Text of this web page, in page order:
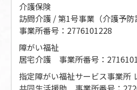
介護保険
訪問介護 / 第1号事業（介護予
事業所番号：2776101228
障がい福祉
居宅介護 事業所番号：
指定障がい福祉サービス事業所